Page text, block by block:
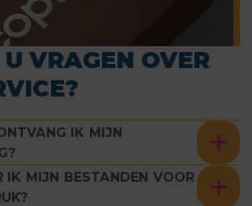
VRAGEN OVER
IK MIJN
IK MIJN BESTANDEN VOOR